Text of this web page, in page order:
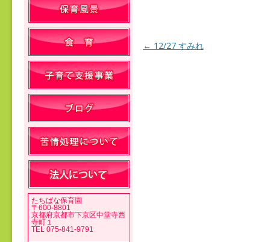
投稿ナビゲーション
← 12/27 すみれ
たちばな保育園
〒600-8801
京都府京都市下京区中堂寺西
寺町１
TEL 075-841-9791